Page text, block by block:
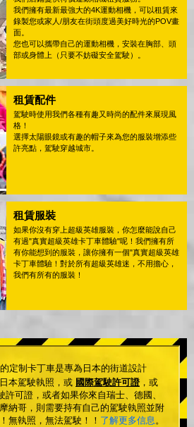
我們擁有最新最強大的4K運動相機，可以租賃來
錄製您或家人/朋友在街頭度過美好時光的POV畫
面。
您也可以攜帶自己的運動相機，安裝在胸部、頭
部或身體上（只要不妨礙安全駕駛）。
租賃配件
駕駛時使用我們各種有趣又時尚的配件來展現風
格！
選擇太陽眼鏡或有趣的帽子來為您的服裝增添些
許亮點，駕駛穿越城市。
租賃服裝
如果你沒有穿上超級英雄服裝，你怎麼能說自己
有過"真實超級英雄卡丁車體驗"呢！我們擁有所
有你能想到的服裝，讓你擁有一個"真實超級英雄
卡丁車體驗！對於所有超級英雄迷，不用擔心，
我們有所有的服裝！
定制卡丁車是專為日本的街道設計
本駕駛執照，或 國際駕駛許可證，或
可證，或者如果你來自瑞士、德國、
納哥，則需要持有自己的駕駛執照並附
無執照，無法駕駛！！ 了解更多信息。